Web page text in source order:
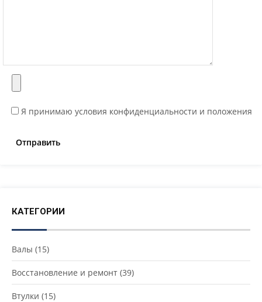
Я принимаю условия конфиденциальности и положения
КАТЕГОРИИ
Валы (15)
Восстановление и ремонт (39)
Втулки (15)